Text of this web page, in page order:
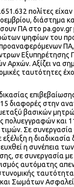
πολίτες
διάστημα
ΠΑ στο pa.gov.gr
ψηφίων του
ΠΑ,
Εξυπηρέτησης
Αρχών. Αξίζει να
ταυτότητες
διαφορές στην
βασικών
πολυεγγραφών και
Σε
εξέλιξη η
η συνέπεια
σε συνεργασία
αυτόματης
Σωμάτων